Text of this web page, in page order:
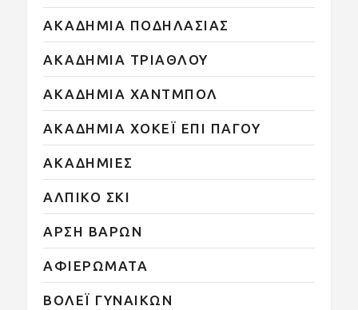
ΑΚΑΔΗΜΙΑ ΠΟΔΗΛΑΣΙΑΣ
ΑΚΑΔΗΜΙΑ ΤΡΙΑΘΛΟΥ
ΑΚΑΔΗΜΙΑ ΧΑΝΤΜΠΟΛ
ΑΚΑΔΗΜΙΑ ΧΟΚΕΪ ΕΠΙ ΠΑΓΟΥ
ΑΚΑΔΗΜΙΕΣ
ΑΛΠΙΚΟ ΣΚΙ
ΑΡΣΗ ΒΑΡΩΝ
ΑΦΙΕΡΩΜΑΤΑ
ΒΟΛΕΪ ΓΥΝΑΙΚΩΝ